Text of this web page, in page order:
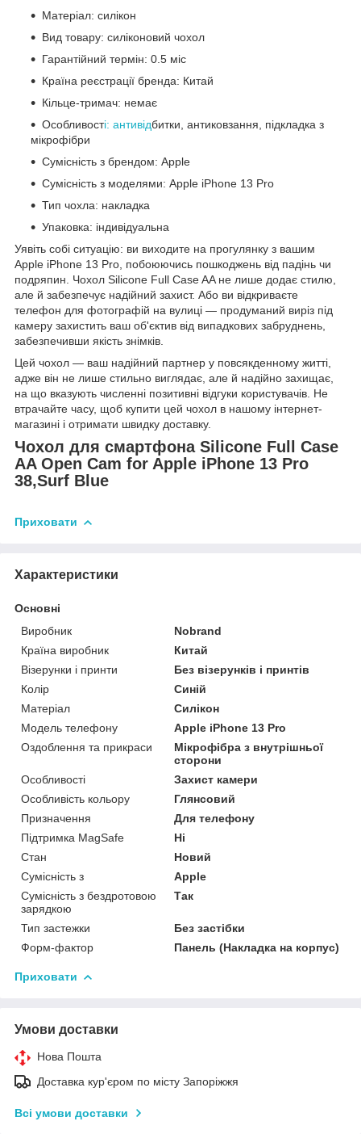
Матеріал: силікон
Вид товару: силіконовий чохол
Гарантійний термін: 0.5 міс
Країна реєстрації бренда: Китай
Кільце-тримач: немає
Особливості: антивідбитки, антиковзання, підкладка з
мікрофібри
Сумісність з брендом: Apple
Сумісність з моделями: Apple iPhone 13 Pro
Тип чохла: накладка
Упаковка: індивідуальна
Уявіть собі ситуацію: ви виходите на прогулянку з вашим
Apple iPhone 13 Pro, побоюючись пошкоджень від падінь чи
подряпин. Чохол Silicone Full Case AA не лише додає стилю,
але й забезпечує надійний захист. Або ви відкриваєте
телефон для фотографій на вулиці — продуманий виріз під
камеру захистить ваш об'єктив від випадкових забруднень,
забезпечивши якість знімків.
Цей чохол — ваш надійний партнер у повсякденному житті,
адже він не лише стильно виглядає, але й надійно захищає,
на що вказують численні позитивні відгуки користувачів. Не
втрачайте часу, щоб купити цей чохол в нашому інтернет-
магазині і отримати швидку доставку.
Чохол для смартфона Silicone Full Case
AA Open Cam for Apple iPhone 13 Pro
38,Surf Blue
Приховати
Характеристики
Основні
Виробник
Nobrand
Країна виробник
Китай
Візерунки і принти
Без візерунків і принтів
Колір
Синій
Матеріал
Силікон
Модель телефону
Apple iPhone 13 Pro
Оздоблення та прикраси
Мікрофібра з внутрішньої
сторони
Особливості
Захист камери
Особливість кольору
Глянсовий
Призначення
Для телефону
Підтримка MagSafe
Ні
Стан
Новий
Сумісність з
Apple
Сумісність з бездротовою
зарядкою
Так
Тип застежки
Без застібки
Форм-фактор
Панель (Накладка на корпус)
Приховати
Умови доставки
Нова Пошта
Доставка кур'єром по місту Запоріжжя
Всі умови доставки